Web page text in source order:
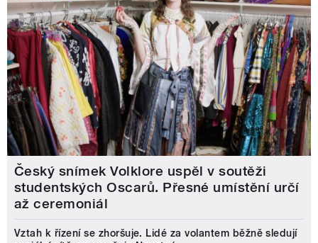
Český snímek Volklore uspěl v soutěži
studentských Oscarů. Přesné umístění určí
až ceremoniál
Vztah k řízení se zhoršuje. Lidé za volantem běžně sledují